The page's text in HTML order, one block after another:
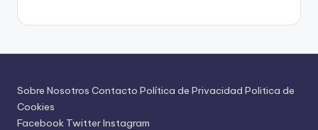
Sobre Nosotros Contacto Política de Privacidad Politica de
Cookies
Facebook TwitterInstagram